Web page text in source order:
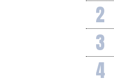
2
3
4